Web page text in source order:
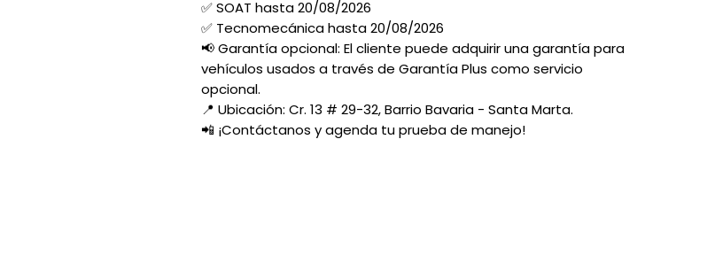
✅ SOAT hasta 20/08/2026
✅ Tecnomecánica hasta 20/08/2026
📢 Garantía opcional: El cliente puede adquirir una garantía para
vehículos usados a través de Garantía Plus como servicio
opcional.
📍 Ubicación: Cr. 13 # 29-32, Barrio Bavaria - Santa Marta.
📲 ¡Contáctanos y agenda tu prueba de manejo!